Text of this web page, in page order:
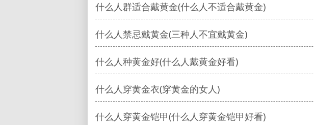
什么人群适合戴黄金(什么人不适合戴黄金)
什么人禁忌戴黄金(三种人不宜戴黄金)
什么人种黄金好(什么人戴黄金好看)
什么人穿黄金衣(穿黄金的女人)
什么人穿黄金铠甲(什么人穿黄金铠甲好看)